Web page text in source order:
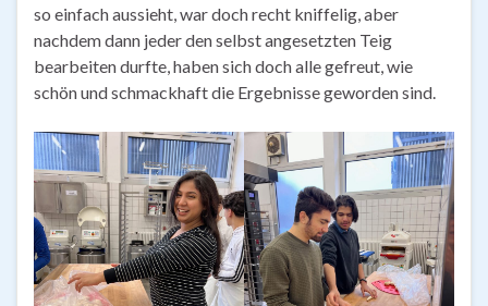
so einfach aussieht, war doch recht kniffelig, aber
nachdem dann jeder den selbst angesetzten Teig
bearbeiten durfte, haben sich doch alle gefreut, wie
schön und schmackhaft die Ergebnisse geworden sind.